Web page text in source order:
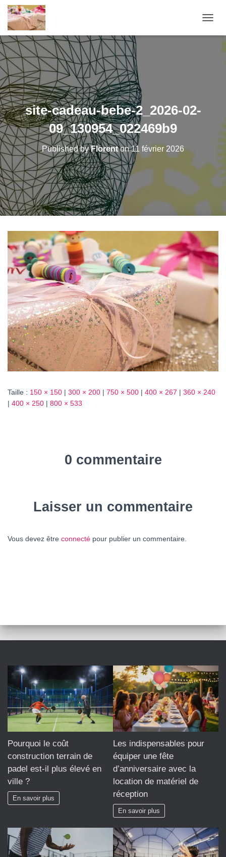
U
A
O
N
site-cadeau-bebe-2_2026-02-
09_130954_022469b9
Published byFlorenton11 février 2026
Taille : 150 × 150 | 300 × 200 | 750 × 500 | 400 × 267 | 360 × 240
| 400 × 250 | 800 × 533
0 commentaire
Laisser un commentaire
Vous devez être connecté pour publier un commentaire.
Pourquoi le coût
construction terrain de
padel est-il plus élevé en
ville ?
En savoir plus
Les indispensables pour
équiper une fête
d’anniversaire avec la
location de matériel de
réception
En savoir plus